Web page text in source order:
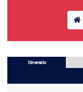
Itinerario